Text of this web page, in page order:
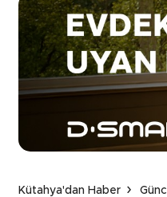
Kütahya'dan Haber